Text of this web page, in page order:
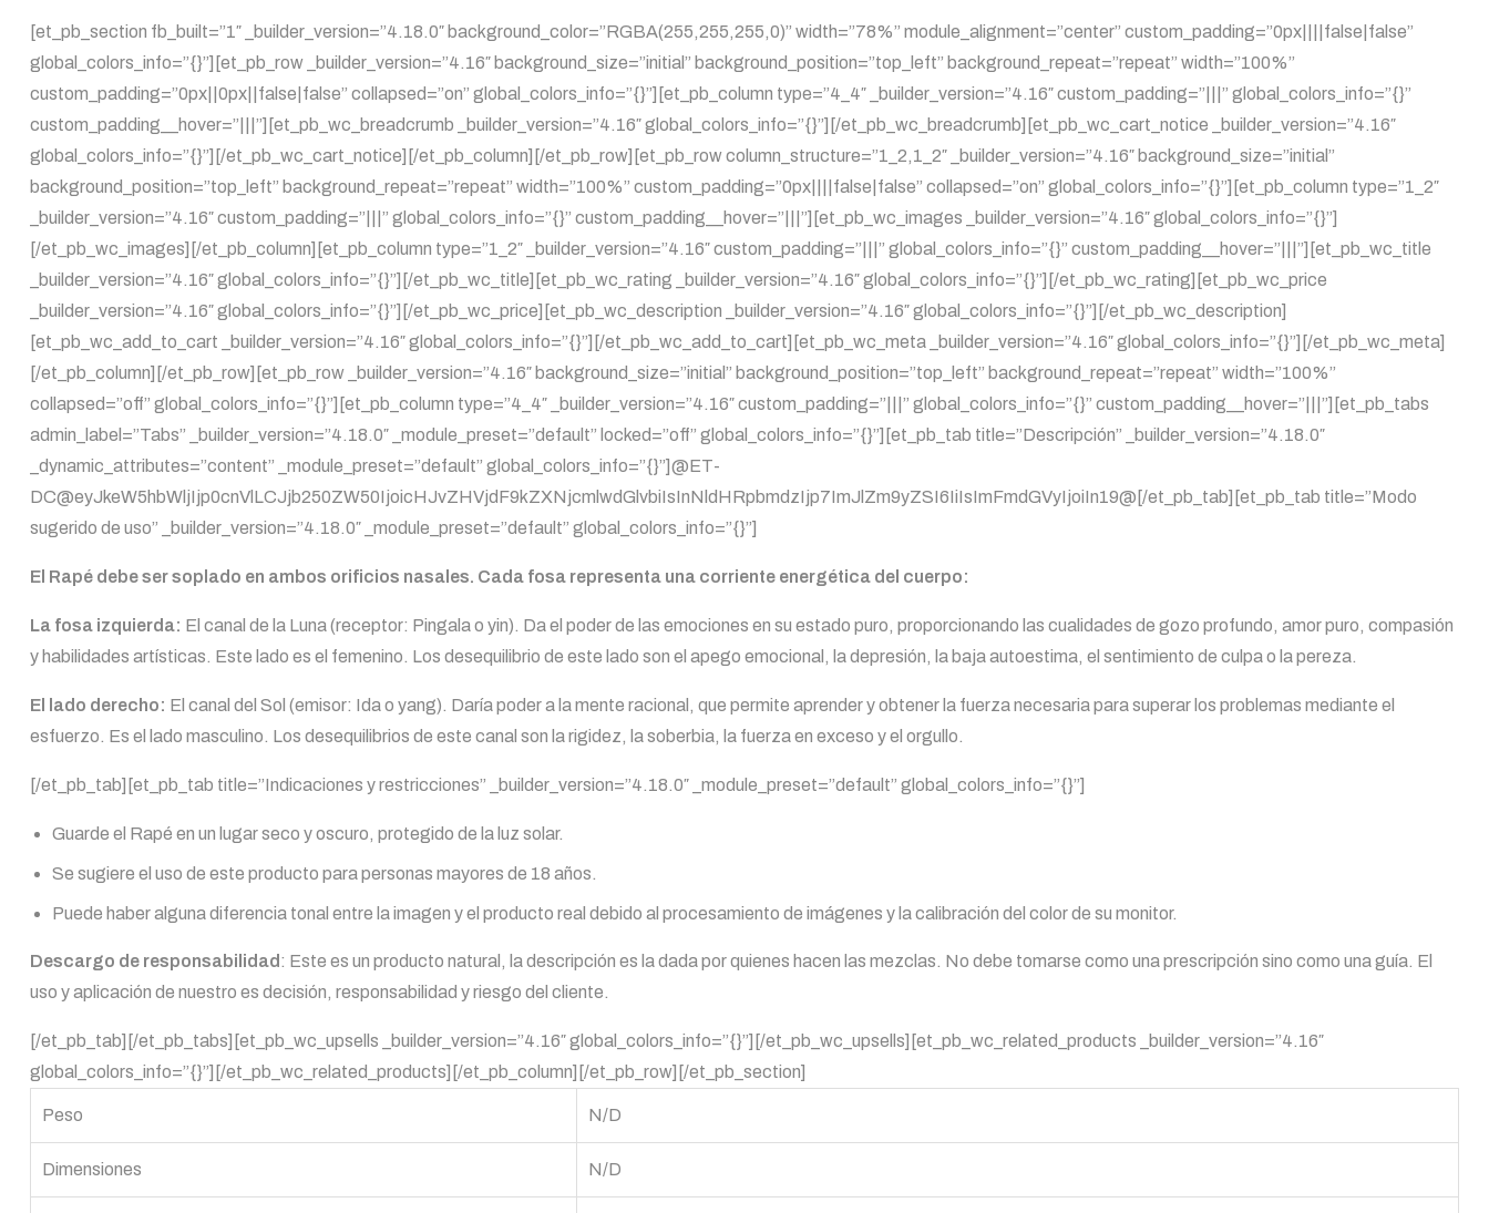
[et_pb_section fb_built=”1″ _builder_version=”4.18.0″ background_color=”RGBA(255,255,255,0)” width=”78%” module_alignment=”center” custom_padding=”0px||||false|false”
global_colors_info=”{}”][et_pb_row _builder_version=”4.16″ background_size=”initial” background_position=”top_left” background_repeat=”repeat” width=”100%”
custom_padding=”0px||0px||false|false” collapsed=”on” global_colors_info=”{}”][et_pb_column type=”4_4″ _builder_version=”4.16″ custom_padding=”|||” global_colors_info=”{}”
custom_padding__hover=”|||”][et_pb_wc_breadcrumb _builder_version=”4.16″ global_colors_info=”{}”][/et_pb_wc_breadcrumb][et_pb_wc_cart_notice _builder_version=”4.16″
global_colors_info=”{}”][/et_pb_wc_cart_notice][/et_pb_column][/et_pb_row][et_pb_row column_structure=”1_2,1_2″ _builder_version=”4.16″ background_size=”initial”
background_position=”top_left” background_repeat=”repeat” width=”100%” custom_padding=”0px||||false|false” collapsed=”on” global_colors_info=”{}”][et_pb_column type=”1_2″
_builder_version=”4.16″ custom_padding=”|||” global_colors_info=”{}” custom_padding__hover=”|||”][et_pb_wc_images _builder_version=”4.16″ global_colors_info=”{}”]
[/et_pb_wc_images][/et_pb_column][et_pb_column type=”1_2″ _builder_version=”4.16″ custom_padding=”|||” global_colors_info=”{}” custom_padding__hover=”|||”][et_pb_wc_title
_builder_version=”4.16″ global_colors_info=”{}”][/et_pb_wc_title][et_pb_wc_rating _builder_version=”4.16″ global_colors_info=”{}”][/et_pb_wc_rating][et_pb_wc_price
_builder_version=”4.16″ global_colors_info=”{}”][/et_pb_wc_price][et_pb_wc_description _builder_version=”4.16″ global_colors_info=”{}”][/et_pb_wc_description]
[et_pb_wc_add_to_cart _builder_version=”4.16″ global_colors_info=”{}”][/et_pb_wc_add_to_cart][et_pb_wc_meta _builder_version=”4.16″ global_colors_info=”{}”][/et_pb_wc_meta]
[/et_pb_column][/et_pb_row][et_pb_row _builder_version=”4.16″ background_size=”initial” background_position=”top_left” background_repeat=”repeat” width=”100%”
collapsed=”off” global_colors_info=”{}”][et_pb_column type=”4_4″ _builder_version=”4.16″ custom_padding=”|||” global_colors_info=”{}” custom_padding__hover=”|||”][et_pb_tabs
admin_label=”Tabs” _builder_version=”4.18.0″ _module_preset=”default” locked=”off” global_colors_info=”{}”][et_pb_tab title=”Descripción” _builder_version=”4.18.0″
_dynamic_attributes=”content” _module_preset=”default” global_colors_info=”{}”]@ET-
DC@eyJkeW5hbWljIjp0cnVlLCJjb250ZW50IjoicHJvZHVjdF9kZXNjcmlwdGlvbiIsInNldHRpbmdzIjp7ImJlZm9yZSI6IiIsImFmdGVyIjoiIn19@[/et_pb_tab][et_pb_tab title=”Modo
sugerido de uso” _builder_version=”4.18.0″ _module_preset=”default” global_colors_info=”{}”]
El Rapé debe ser soplado en ambos orificios nasales. Cada fosa representa una corriente energética del cuerpo:
La fosa izquierda: El canal de la Luna (receptor: Pingala o yin). Da el poder de las emociones en su estado puro, proporcionando las cualidades de gozo profundo, amor puro, compasión
y habilidades artísticas. Este lado es el femenino. Los desequilibrio de este lado son el apego emocional, la depresión, la baja autoestima, el sentimiento de culpa o la pereza.
El lado derecho: El canal del Sol (emisor: Ida o yang). Daría poder a la mente racional, que permite aprender y obtener la fuerza necesaria para superar los problemas mediante el
esfuerzo. Es el lado masculino. Los desequilibrios de este canal son la rigidez, la soberbia, la fuerza en exceso y el orgullo.
[/et_pb_tab][et_pb_tab title=”Indicaciones y restricciones” _builder_version=”4.18.0″ _module_preset=”default” global_colors_info=”{}”]
Guarde el Rapé en un lugar seco y oscuro, protegido de la luz solar.
Se sugiere el uso de este producto para personas mayores de 18 años.
Puede haber alguna diferencia tonal entre la imagen y el producto real debido al procesamiento de imágenes y la calibración del color de su monitor.
Descargo de responsabilidad : Este es un producto natural, la descripción es la dada por quienes hacen las mezclas. No debe tomarse como una prescripción sino como una guía. El
uso y aplicación de nuestro es decisión, responsabilidad y riesgo del cliente.
[/et_pb_tab][/et_pb_tabs][et_pb_wc_upsells _builder_version=”4.16″ global_colors_info=”{}”][/et_pb_wc_upsells][et_pb_wc_related_products _builder_version=”4.16″
global_colors_info=”{}”][/et_pb_wc_related_products][/et_pb_column][/et_pb_row][/et_pb_section]
Peso N/D
Dimensiones N/D